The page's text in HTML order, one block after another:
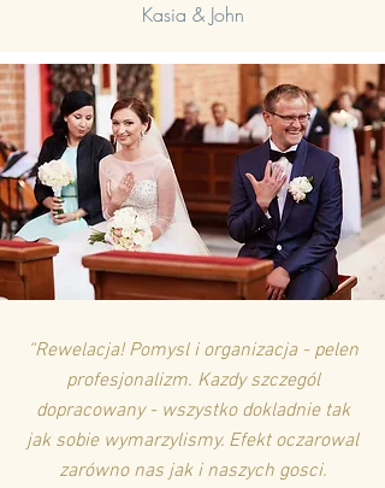
Kasia & John
“Rewelacja! Pomysl i organizacja - pelen
profesjonalizm. Kazdy szczegól
dopracowany - wszystko dokladnie tak
jak sobie wymarzylismy. Efekt oczarowal
zarówno nas jak i naszych gosci.